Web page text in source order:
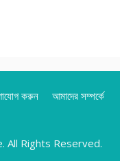
করুন
আমাদের সম্পর্কে
All Rights Reserved.